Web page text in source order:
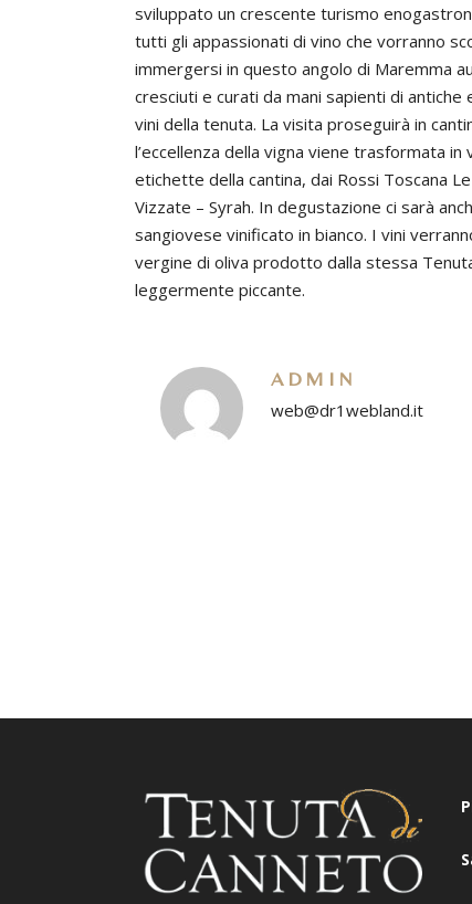
sviluppato un crescente turismo
tutti gli appassionati di vino che vorranno
immergersi in questo angolo di Maremma
cresciuti e curati da mani sapienti di
vini della tenuta. La visita proseguirà in
l’eccellenza della vigna viene trasformata
etichette della cantina, dai Rossi Toscana
Vizzate – Syrah. In degustazione ci sarà
sangiovese vinificato in bianco. I vini
vergine di oliva prodotto dalla stessa
leggermente piccante.
ADMIN
web@dr1webland.it